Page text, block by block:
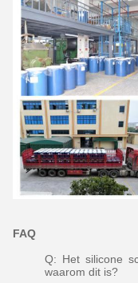
FAQ
Q: Het silicone
waarom dit is?